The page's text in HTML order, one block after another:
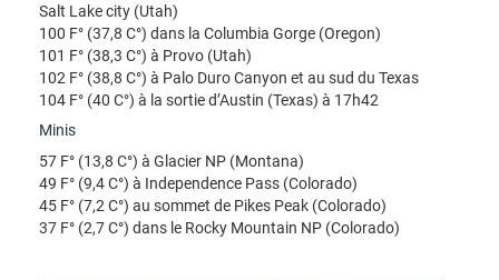
Salt Lake city (Utah)
100 F° (37,8 C°) dans la Columbia Gorge (Oregon)
101 F° (38,3 C°) à Provo (Utah)
102 F° (38,8 C°) à Palo Duro Canyon et au sud du Texas
104 F° (40 C°) à la sortie d’Austin (Texas) à 17h42
Minis
57 F° (13,8 C°) à Glacier NP (Montana)
49 F° (9,4 C°) à Independence Pass (Colorado)
45 F° (7,2 C°) au sommet de Pikes Peak (Colorado)
37 F° (2,7 C°) dans le Rocky Mountain NP (Colorado)